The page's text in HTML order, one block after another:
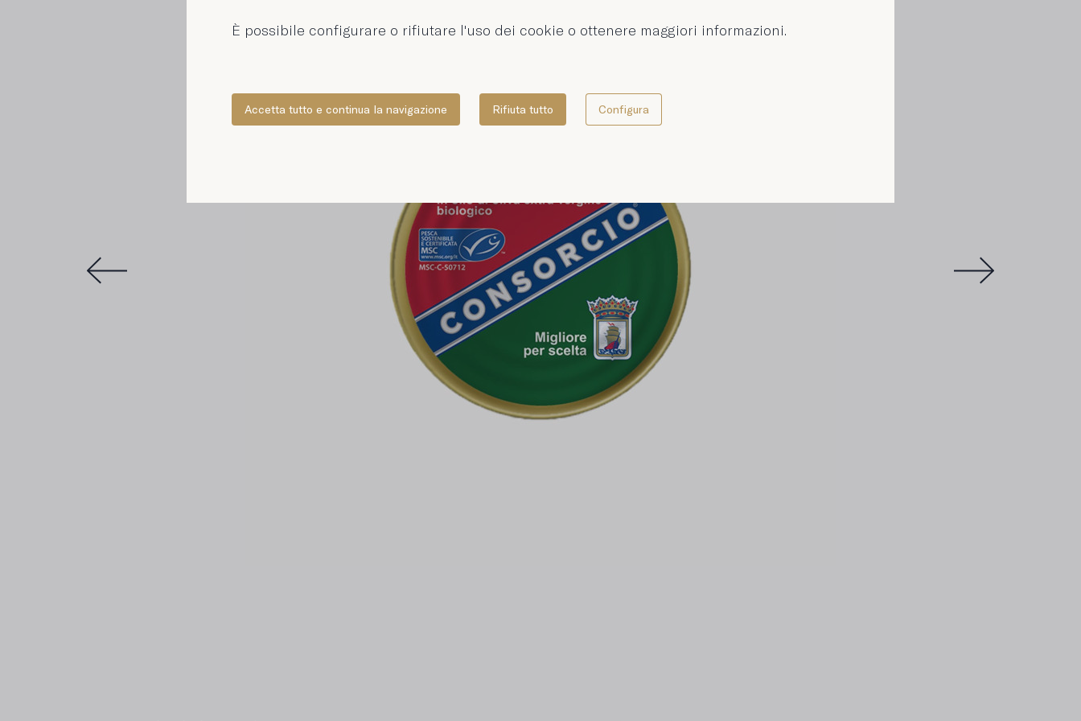
È possibile configurare o rifiutare l'uso dei cookie o ottenere maggiori informazioni.
Accetta tutto e continua la navigazione Rifiuta tutto Configura